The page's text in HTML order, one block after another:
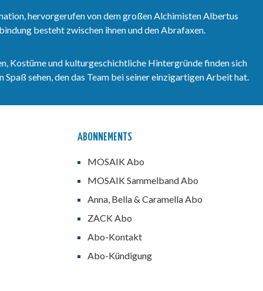
hervorgerufen von dem großen Alchimisten Albertus
besteht zwischen ihnen und den Abrafaxen.
Kostüme und kulturgeschichtliche Hintergründe finden sich
sehen, den das Team bei seiner einzigartigen Arbeit hat.
ABONNEMENTS
MOSAIK Abo
MOSAIK Sammelband Abo
Anna, Bella & Caramella Abo
ZACK Abo
Abo-Kontakt
Abo-Kündigung